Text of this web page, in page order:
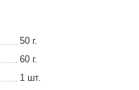
50 г.
60 г.
1 шт.